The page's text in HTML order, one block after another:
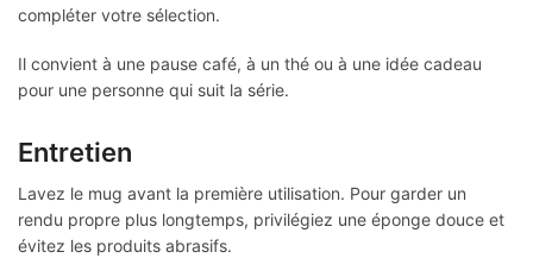
compléter votre sélection.
Il convient à une pause café, à un thé ou à une idée cadeau
pour une personne qui suit la série.
Entretien
Lavez le mug avant la première utilisation. Pour garder un
rendu propre plus longtemps, privilégiez une éponge douce et
évitez les produits abrasifs.